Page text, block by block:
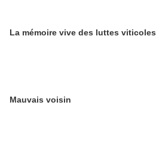
La mémoire vive des luttes viticoles
Mauvais voisin